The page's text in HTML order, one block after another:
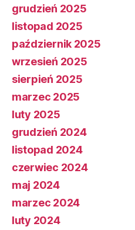
grudzień 2025
listopad 2025
październik 2025
wrzesień 2025
sierpień 2025
marzec 2025
luty 2025
grudzień 2024
listopad 2024
czerwiec 2024
maj 2024
marzec 2024
luty 2024